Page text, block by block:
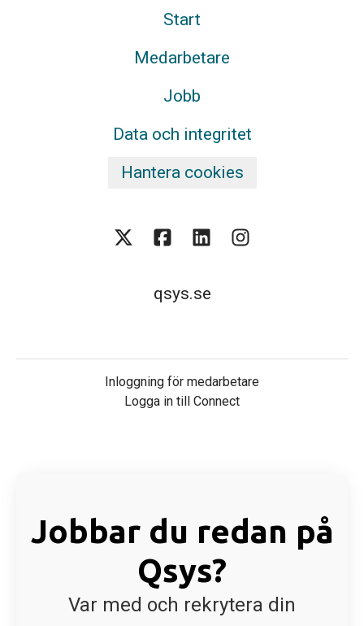
Start
Medarbetare
Jobb
Data och integritet
Hantera cookies
qsys.se
Inloggning för medarbetare
Logga in till Connect
Jobbar du redan på
Qsys?
Var med och rekrytera din